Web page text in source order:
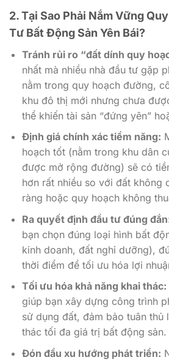
2. Tại Sao Phải Nắm Vững
Tư Bất Động Sản Yên Bái?
Tránh rủi ro “đất dính quy
nhất mà nhiều nhà đầu tư gặp
nằm trong quy hoạch đường,
khu đô thị mới nhưng chưa
thể khiến tài sản “đứng yên”
Định giá chính xác tiềm năng:
hoạch tốt (nằm trong khu dân
được mở rộng đường) sẽ có
hơn rất nhiều so với đất không
ràng hoặc quy hoạch không
Ra quyết định đầu tư đúng
bạn chọn đúng loại hình bất
kinh doanh, đất nghỉ dưỡng),
thời điểm để tối ưu hóa lợi
Tối ưu hóa khả năng khai thác:
giúp bạn xây dựng công trình
sử dụng đất, đảm bảo tuân thủ
thác tối đa giá trị bất động sản.
Đón đầu xu hướng phát triển: